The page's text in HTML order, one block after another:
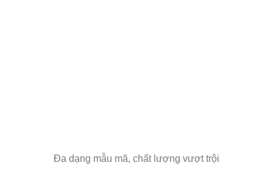
Đa dạng mẫu mã, chất lượng vượt trội